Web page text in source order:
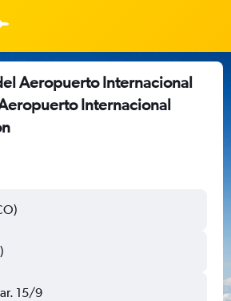
Aeropuerto Internacional
Internacional
15/9